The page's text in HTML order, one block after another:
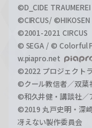
©D_CIDE
©CIRCUS/ ©HIKOSEN
©2001-2021 CIRCUS
© SEGA / © Colorful
w.piapro.net
©2022 プロジェクト
©クール教信者／双葉
©和久井健・講談社／
©2019 丸戸史明・深
冴えない製作委員会